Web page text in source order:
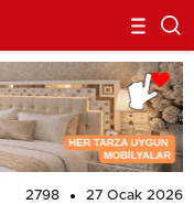
2798 27 Ocak 2026